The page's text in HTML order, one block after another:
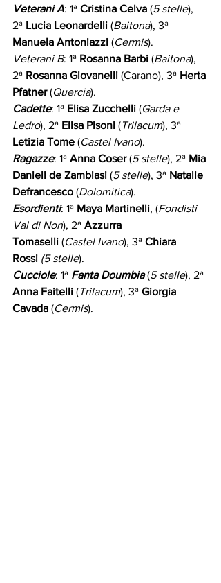
Veterani A: 1ª Cristina Celva (5 stelle),
2ª Lucia Leonardelli (Baitona), 3ª
Manuela Antoniazzi (Cermis).
Veterani B: 1ª Rosanna Barbi (Baitona),
2ª Rosanna Giovanelli (Carano), 3ª Herta
Pfatner (Quercia).
Cadette: 1ª Elisa Zucchelli (Garda e
Ledro), 2ª Elisa Pisoni (Trilacum), 3ª
Letizia Tome (Castel Ivano).
Ragazze: 1ª Anna Coser (5 stelle), 2ª Mia
Danieli de Zambiasi (5 stelle), 3ª Natalie
Defrancesco (Dolomitica).
Esordienti: 1ª Maya Martinelli, (Fondisti
Val di Non), 2ª Azzurra
Tomaselli (Castel Ivano), 3ª Chiara
Rossi (5 stelle).
Cucciole: 1ª Fanta Doumbia (5 stelle), 2ª
Anna Faitelli (Trilacum), 3ª Giorgia
Cavada (Cermis).